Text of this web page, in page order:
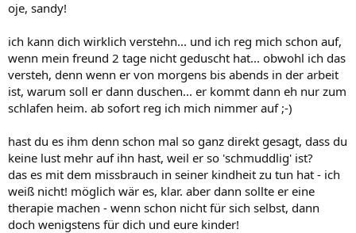
oje, sandy!
ich kann dich wirklich verstehn... und ich reg mich schon auf,
wenn mein freund 2 tage nicht geduscht hat... obwohl ich das
versteh, denn wenn er von morgens bis abends in der arbeit
ist, warum soll er dann duschen... er kommt dann eh nur zum
schlafen heim. ab sofort reg ich mich nimmer auf ;-)
hast du es ihm denn schon mal so ganz direkt gesagt, dass du
keine lust mehr auf ihn hast, weil er so 'schmuddlig' ist?
das es mit dem missbrauch in seiner kindheit zu tun hat - ich
weiß nicht! möglich wär es, klar. aber dann sollte er eine
therapie machen - wenn schon nicht für sich selbst, dann
doch wenigstens für dich und eure kinder!